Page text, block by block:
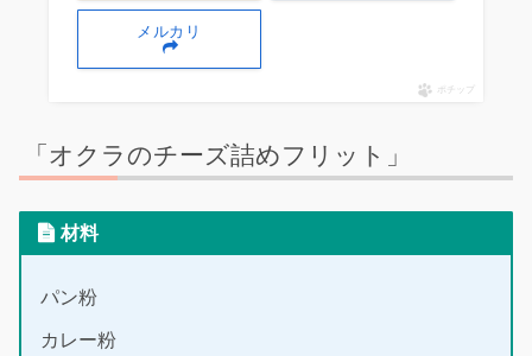
メルカリ
ポチップ
「オクラのチーズ詰めフリット」
材料
パン粉
カレー粉